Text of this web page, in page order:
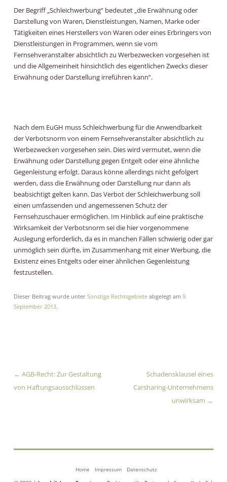
Der Begriff „Schleichwerbung“ bedeutet „die Erwähnung oder
Darstellung von Waren, Dienstleistungen, Namen, Marke oder
Tätigkeiten eines Herstellers von Waren oder eines Erbringers von
Dienstleistungen in Programmen, wenn sie vom
Fernsehveranstalter absichtlich zu Werbezwecken vorgesehen ist
und die Allgemeinheit hinsichtlich des eigentlichen Zwecks dieser
Erwähnung oder Darstellung irreführen kann“.
Nach dem EuGH muss Schleichwerbung für die Anwendbarkeit
der Verbotsnorm von einem Fernsehveranstalter absichtlich zu
Werbezwecken vorgesehen sein. Dies wird vermutet, wenn die
Erwähnung oder Darstellung gegen Entgelt oder eine ähnliche
Gegenleistung erfolgt. Daraus könne allerdings nicht gefolgert
werden, dass die Erwähnung oder Darstellung nur dann als
beabsichtigt gelten kann. Das Verbot der Schleichwerbung soll
einen umfassenden und angemessenen Schutz der
Fernsehzuschauer ermöglichen. Im Hinblick auf eine praktische
Wirksamkeit der Verbotsnorm sei die hier vorgenommene
Auslegung erforderlich, da es in manchen Fällen schwierig oder gar
unmöglich sein dürfte, im Zusammenhang mit einer Werbung, die
Existenz eines Entgelts oder einer ähnlichen Gegenleistung
festzustellen.
Dieser Beitrag wurde unterSonstige Rechtsgebiete abgelegt am9.
September 2013.
Artikel-Navigation
← AGB-Recht: Zur Gestaltung
von Haftungsausschlüssen
Schadensklausel eines
Carsharing-Unternehmens
unwirksam →
Home Impressum
Datenschutz